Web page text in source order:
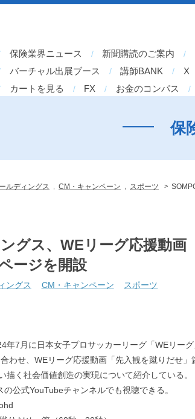
保険業界ニュース 新聞購読のご案内
バーチャル出展ブース
講師BANK X
カートを見る
FX お金のコンパス
保
ルディングス CM・キャンペーン スポーツ >
グス、WEリーグ応援動
ージを開設
ングス CM・キャンペーン スポーツ
年7月に日本女子プロサッカーリーグ「WEリ
わせ、WEリーグ応援動画「先入観を蹴りだせ
描く社会価値創造の実現について紹介している。
公式YouTubeチャンネルでも視聴できる。